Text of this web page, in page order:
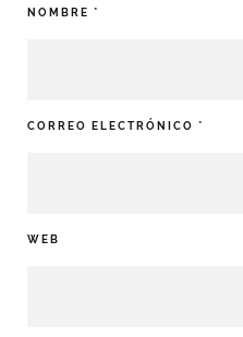
NOMBRE *
CORREO ELECTRÓNICO *
WEB